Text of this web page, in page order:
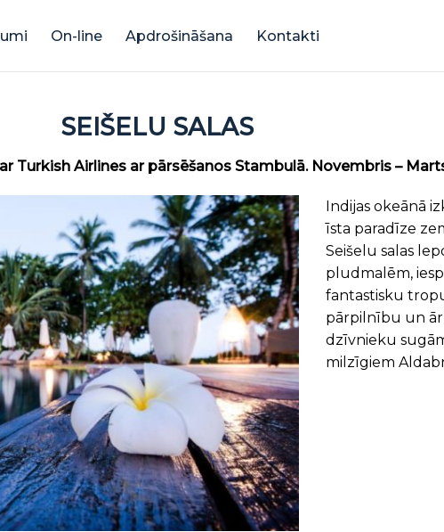
On-line Apdrošināšana Kontakti
SEIŠELU SALAS
Turkish Airlines ar pārsēšanos Stambulā. Novembris –
Indijas okeānā
īsta paradīze
Seišelu salas
pludmalēm,
fantastisku
pārpilnību un
dzīvnieku
milzīgiem